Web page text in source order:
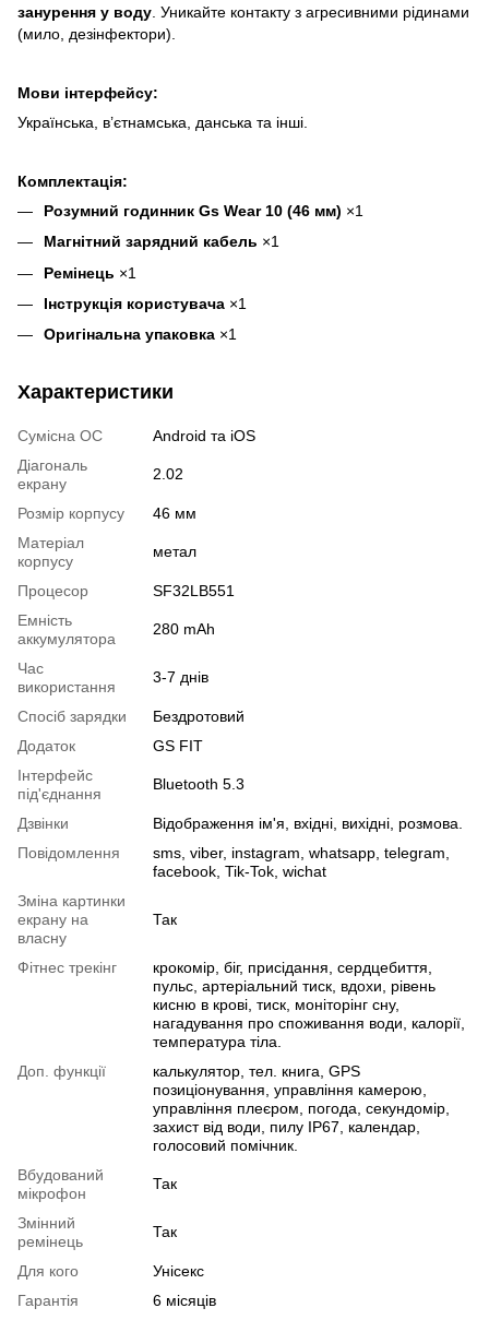
занурення у воду . Уникайте контакту з агресивними рідинами
(мило, дезінфектори).
Мови інтерфейсу:
Українська, в’єтнамська, данська та інші.
Комплектація:
Розумний годинник Gs Wear 10 (46 мм) ×1
Магнітний зарядний кабель ×1
Ремінець ×1
Інструкція користувача ×1
Оригінальна упаковка ×1
Характеристики
Сумісна ОС
Android та iOS
Діагональ
екрану
2.02
Розмір корпусу
46 мм
Матеріал
корпусу
метал
Процесор
SF32LB551
Емність
аккумулятора
280 mAh
Час
використання
3-7 днів
Спосіб зарядки
Бездротовий
Додаток
GS FIT
Інтерфейс
під'єднання
Bluetooth 5.3
Дзвінки
Відображення ім'я, вхідні, вихідні, розмова.
Повідомлення
sms, viber, instagram, whatsapp, telegram,
facebook, Tik-Tok, wichat
Зміна картинки
екрану на
власну
Так
Фітнес трекінг
крокомір, біг, присідання, сердцебиття,
пульс, артеріальний тиск, вдохи, рівень
кисню в крові, тиск, моніторінг сну,
нагадування про споживання води, калорії,
температура тіла.
Доп. функції
калькулятор, тел. книга, GPS
позиціонування, управління камерою,
управління плеєром, погода, секундомір,
захист від води, пилу IP67, календар,
голосовий помічник.
Вбудований
мікрофон
Так
Змінний
ремінець
Так
Для кого
Унісекс
Гарантія
6 місяців